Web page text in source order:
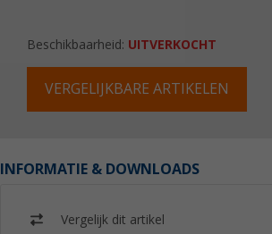
Beschikbaarheid: UITVERKOCHT
VERGELIJKBARE ARTIKELEN
INFORMATIE & DOWNLOADS
Vergelijk dit artikel